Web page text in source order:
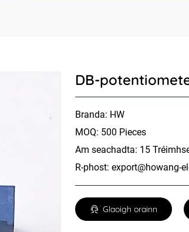
DB-
Branda: HW
MOQ: 500 Pieces
Am seachadta: 15
R-phost:export@howang-
Glaoigh orainn